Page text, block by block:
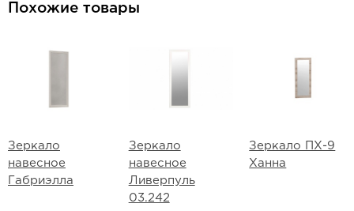
Похожие товары
Зеркало
навесное
Габриэлла
Зеркало
навесное
Ливерпуль
03.242
Зеркало ПХ-9
Ханна